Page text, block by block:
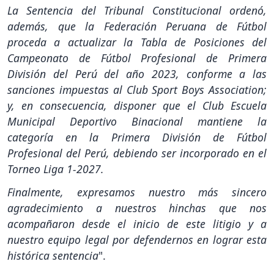
La Sentencia del Tribunal Constitucional ordenó,
además, que la Federación Peruana de Fútbol
proceda a actualizar la Tabla de Posiciones del
Campeonato de Fútbol Profesional de Primera
División del Perú del año 2023, conforme a las
sanciones impuestas al Club Sport Boys Association;
y, en consecuencia, disponer que el Club Escuela
Municipal Deportivo Binacional mantiene la
categoría en la Primera División de Fútbol
Profesional del Perú, debiendo ser incorporado en el
Torneo Liga 1-2027.
Finalmente, expresamos nuestro más sincero
agradecimiento a nuestros hinchas que nos
acompañaron desde el inicio de este litigio y a
nuestro equipo legal por defendernos en lograr esta
histórica sentencia".